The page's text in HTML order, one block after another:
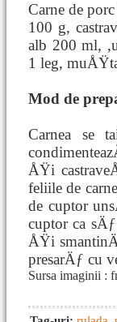
Carne de
100 g,
alb 200 ml,
1 leg,
Mod de
Carnea se
ÅŸi
feliile de
de cuptor
cuptor ca
ÅŸi
presarÄƒ cu
Sursa imaginii :